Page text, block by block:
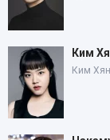
Ким
Ким